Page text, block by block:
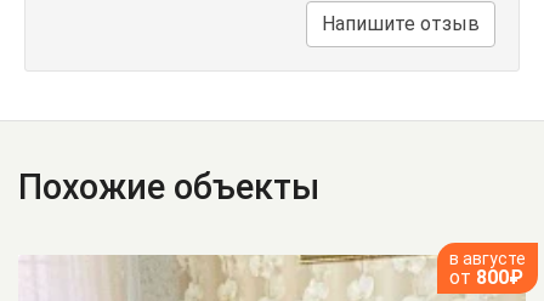
Напишите отзыв
Похожие объекты
в августе
от 800₽